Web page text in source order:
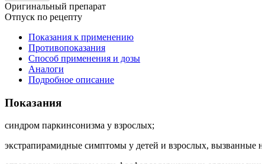
Оригинальный препарат
Отпуск по рецепту
Показания к применению
Противопоказания
Способ применения и дозы
Аналоги
Подробное описание
Показания
синдром паркинсонизма у взрослых;
экстрапирамидные симптомы у детей и взрослых,